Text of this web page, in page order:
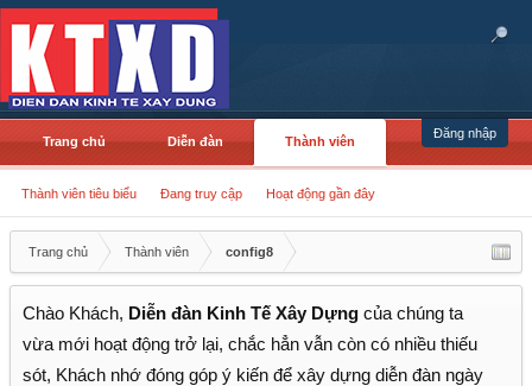
Đăng nhập
Trang chủ Diễn đàn Thành viên
Thành viên tiêu biểu Đang truy cập Hoạt động gần đây
Trang chủ Thành viên config8
Chào Khách, Diễn đàn Kinh Tế Xây Dựng của chúng ta
vừa mới hoạt động trở lại, chắc hẳn vẫn còn có nhiều thiếu
sót, Khách nhớ đóng góp ý kiến để xây dựng diễn đàn ngày